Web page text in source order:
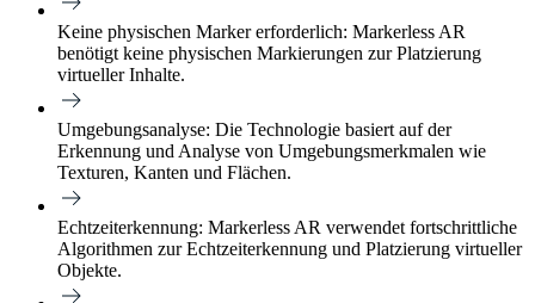
Keine physischen Marker erforderlich: Markerless AR
benötigt keine physischen Markierungen zur Platzierung
virtueller Inhalte.
Umgebungsanalyse: Die Technologie basiert auf der
Erkennung und Analyse von Umgebungsmerkmalen wie
Texturen, Kanten und Flächen.
Echtzeiterkennung: Markerless AR verwendet fortschrittliche
Algorithmen zur Echtzeiterkennung und Platzierung virtueller
Objekte.